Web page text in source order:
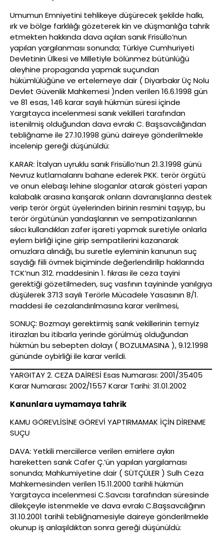
Umumun Emniyetini tehlikeye düşürecek şekilde halkı,
ırk ve bölge farklılığı gözeterek kin ve düşmanlığa tahrik
etmekten hakkında dava açılan sanık Frisüllo’nun
yapılan yargılanması sonunda; Türkiye Cumhuriyeti
Devletinin Ülkesi ve Milletiyle bölünmez bütünlüğü
aleyhine propaganda yapmak suçundan
hükümlülüğüne ve ertelemeye dair ( Diyarbakır Üç Nolu
Devlet Güvenlik Mahkemesi )nden verilen 16.6.1998 gün
ve 81 esas, 146 karar sayılı hükmün süresi içinde
Yargıtayca incelenmesi sanık vekilleri tarafından
istenilmiş olduğundan dava evrakı C. Başsavcılığından
tebliğname ile 27.10.1998 günü daireye gönderilmekle
incelenip gereği düşünüldü:
KARAR: İtalyan uyruklu sanık Frisüllo’nun 21.3.1998 günü
Nevruz kutlamalarını bahane ederek PKK. terör örgütü
ve onun elebaşı lehine sloganlar atarak gösteri yapan
kalabalık arasına karışarak onların davranışlarına destek
verip terör örgüt üyelerinden birinin resmini taşıyıp, bu
terör örgütünün yandaşlarının ve sempatizanlarının
sıkıcı kullandıkları zafer işareti yapmak suretiyle onlarla
eylem birliği içine girip sempatilerini kazanarak
omuzlara alındığı, bu suretle eyleminin kanunun suç
saydığı fiili övmek biçiminde değerlendirilip haklarında
TCK’nun 312. maddesinin 1. fıkrası ile ceza tayini
gerektiği gözetilmeden, suç vasfının tayininde yanılgıya
düşülerek 3713 sayılı Terörle Mücadele Yasasının 8/1.
maddesi ile cezalandırılmasına karar verilmesi,
SONUÇ: Bozmayı gerektirmiş sanık vekillerinin temyiz
itirazları bu itibarla yerinde görülmüş olduğundan
hükmün bu sebepten dolayı ( BOZULMASINA ), 9.12.1998
gününde oybirliği ile karar verildi.
YARGITAY 2. CEZA DAİRESİ Esas Numarası: 2001/35405
Karar Numarası: 2002/1557 Karar Tarihi: 31.01.2002
Kanunlara uymamaya tahrik
KAMU GÖREVLİSİNE GÖREVİ YAPTIRMAMAK İÇİN DİRENME
SUÇU
DAVA: Yetkili merciilerce verilen emirlere aykırı
hareketten sanık Cafer Ç.’ün yapılan yargılaması
sonunda; Mahkumiyetine dair ( SÜTÇÜLER ) Sulh Ceza
Mahkemesinden verilen 15.11.2000 tarihli hükmün
Yargıtayca incelenmesi C.Savcısı tarafından süresinde
dilekçeyle istenmekle ve dava evrakı C.Başsavcılığının
31.10.2001 tarihli tebliğnamesiyle daireye gönderilmekle
okunup iş anlaşıldıktan sonra gereği düşünüldü: